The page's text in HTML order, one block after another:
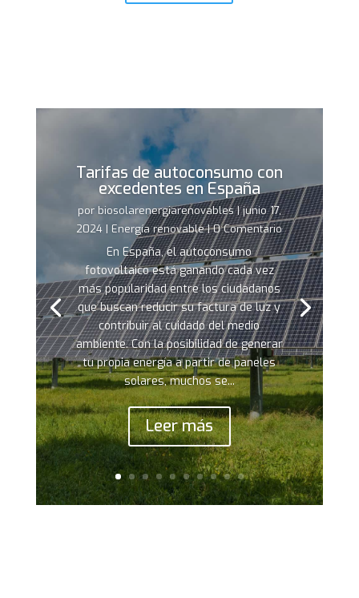
Tarifas de autoconsumo con
excedentes en España
por biosolarenergiarenovables|junio 17,
2024 | Energía renovable| 0 Comentario
En España, el autoconsumo
fotovoltaico está ganando cada vez
más popularidad entre los ciudadanos
que buscan reducir su factura de luz y
contribuir al cuidado del medio
ambiente. Con la posibilidad de generar
tu propia energía a partir de paneles
solares, muchos se...
Leer más